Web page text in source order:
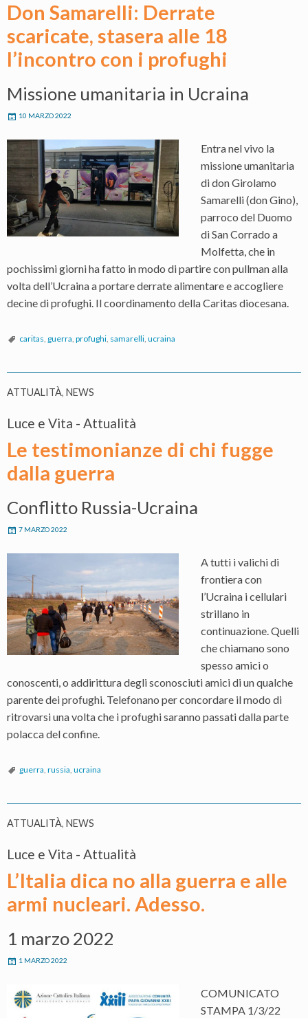
Don Samarelli: Derrate
scaricate, stasera alle 18
l’incontro con i profughi
Missione umanitaria in Ucraina
10 MARZO 2022
Entra nel vivo la
missione umanitaria
di don Girolamo
Samarelli (don Gino),
parroco del Duomo
di San Corrado a
Molfetta, che in
pochissimi giorni ha fatto in modo di partire con pullman alla
volta dell’Ucraina a portare derrate alimentare e accogliere
decine di profughi. Il coordinamento della Caritas diocesana.
caritas, guerra, profughi, samarelli, ucraina
ATTUALITÀ, NEWS
Luce e Vita - Attualità
Le testimonianze di chi fugge
dalla guerra
Conflitto Russia-Ucraina
7 MARZO 2022
A tutti i valichi di
frontiera con
l’Ucraina i cellulari
strillano in
continuazione. Quelli
che chiamano sono
spesso amici o
conoscenti, o addirittura degli sconosciuti amici di un qualche
parente dei profughi. Telefonano per concordare il modo di
ritrovarsi una volta che i profughi saranno passati dalla parte
polacca del confine.
guerra, russia, ucraina
ATTUALITÀ, NEWS
Luce e Vita - Attualità
L’Italia dica no alla guerra e alle
armi nucleari. Adesso.
1 marzo 2022
1 MARZO 2022
COMUNICATO
STAMPA 1/3/22